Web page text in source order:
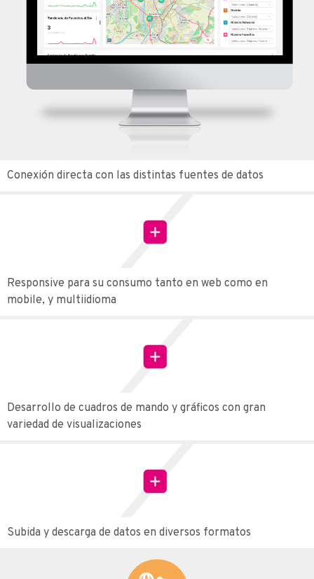
Conexión directa con las distintas fuentes de datos
Responsive para su consumo tanto en web como en
mobile, y multiidioma
Desarrollo de cuadros de mando y gráficos con gran
variedad de visualizaciones
Subida y descarga de datos en diversos formatos